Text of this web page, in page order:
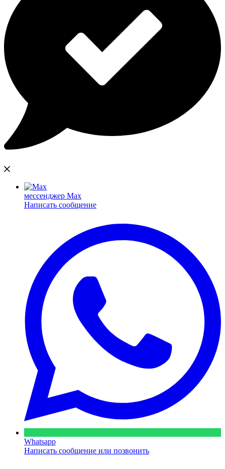
мессенджер Max
Написать сообщение
Whatsapp
Написать сообщение или позвонить